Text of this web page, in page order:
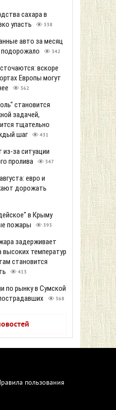
сахара в
упасть
338
авто за месяц
подорожало
342
вскоре
Европы могут
362
становится
задачей,
тщательно
шаг
431
за ситуации
пролива
347
евро и
дорожать
в Крыму
пожары
393
задерживает
высоких температур
становится
413
по рынку в Сумской
368
пользования